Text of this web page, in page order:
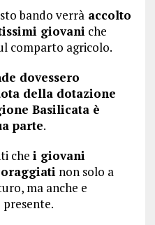
bando verràaccolto
giovani che
comparto agricolo.
dovessero
della dotazione
Basilicata è
parte.
che i giovani
non solo a
ma anche e